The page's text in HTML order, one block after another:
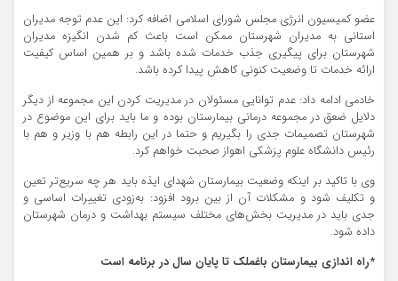
عضو کمیسیون انرژی مجلس شورای اسلامی اضافه کرد: این عدم توجه مدیران
استانی به مدیران شهرستان ممکن است باعث کم شدن انگیزه مدیران
شهرستان برای پیگیری جذب خدمات شده باشد و بر همین اساس کیفیت
ارائه خدمات تا وضعیت کنونی کاهش پیدا کرده باشد.
خادمی ادامه داد: عدم توانایی مسئولان در مدیریت کردن این مجموعه از دیگر
دلایل ضعق در مجموعه درمانی بیمارستان بوده و ما باید برای این موضوع در
شهرستان تصمیمات جدی را بگیریم و حتما در این رابطه هم با وزیر و هم با
رئیس دانشگاه علوم پزشکی اهواز صحبت خواهم کرد.
وی با تاکید بر اینکه وضعیت بیمارستان شهدای ایذه باید هر چه سریع‌تر تعین
و تکلیف شود و مشکلات آن از بین برود افزود: به‌زودی تغییرات اساسی و
جدی باید در مدیریت بخش‌های مختلف سیستم بهداشت و درمان شهرستان
داده شود.
*راه اندازی بیمارستان باغملک تا پایان سال در برنامه است